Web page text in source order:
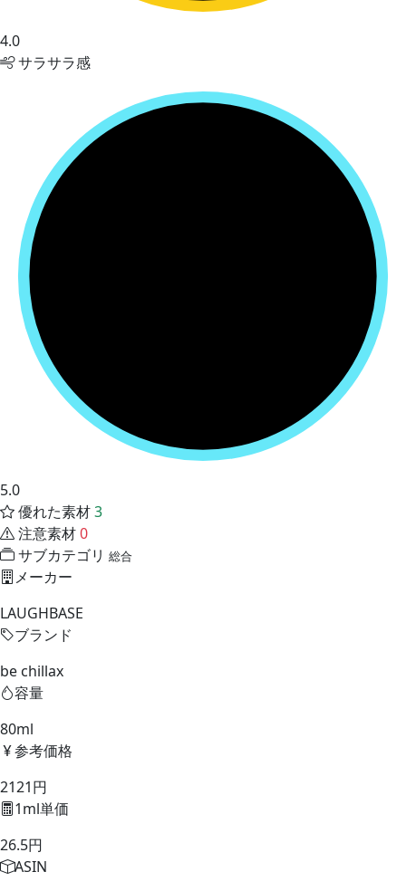
4.0
サラサラ感
5.0
優れた素材3
注意素材0
サブカテゴリ 総合
メーカー
LAUGHBASE
ブランド
be chillax
容量
80ml
参考価格
2121円
1ml単価
26.5円
ASIN